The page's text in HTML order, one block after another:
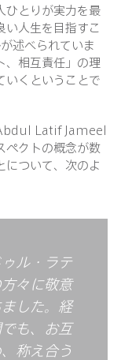
ひとりが実力を最
人生を目指すこ
述べられていま
、相互責任」の理
いくということで
Latif Jameel
ペクトの概念が数
について、次のよ
ル・ラテ
々に敬意
した。経
も、お互
称え合う